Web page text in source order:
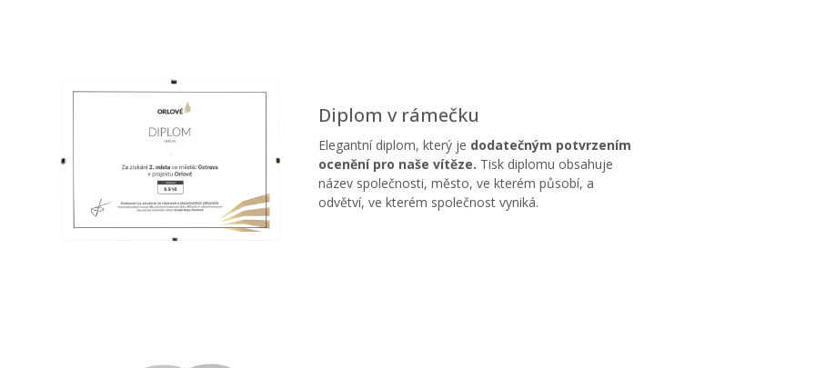
Diplom v rámečku
Elegantní diplom, který je dodatečným potvrzením
ocenění pro naše vítěze. Tisk diplomu obsahuje
název společnosti, město, ve kterém působí, a
odvětví, ve kterém společnost vyniká.